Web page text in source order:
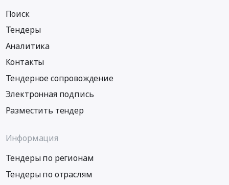
Поиск
Тендеры
Аналитика
Контакты
Тендерное сопровождение
Электронная подпись
Разместить тендер
Информация
Тендеры по регионам
Тендеры по отраслям